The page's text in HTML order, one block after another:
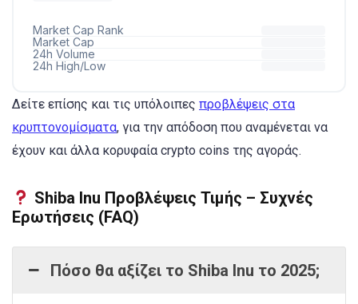
Δείτε επίσης και τις υπόλοιπες προβλέψεις στα
κρυπτονομίσματα, για την απόδοση που αναμένεται να
έχουν και άλλα κορυφαία crypto coins της αγοράς.
Shiba Inu Προβλέψεις Τιμής – Συχνές
Ερωτήσεις (FAQ)
Πόσο θα αξίζει το Shiba Inu το 2025;